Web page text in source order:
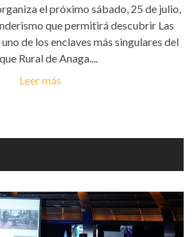
el próximo sábado, 25 de julio,
que permitirá descubrir Las
de los enclaves más singulares del
Rural de Anaga....
Leer más